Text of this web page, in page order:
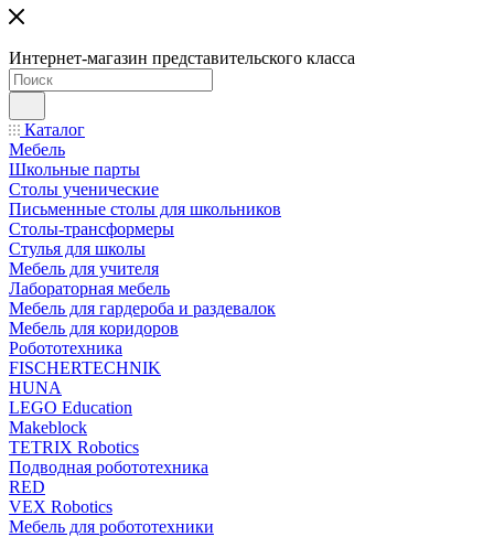
Интернет-магазин представительского класса
Каталог
Мебель
Школьные парты
Столы ученические
Письменные столы для школьников
Столы-трансформеры
Стулья для школы
Мебель для учителя
Лабораторная мебель
Мебель для гардероба и раздевалок
Мебель для коридоров
Робототехника
FISCHERTECHNIK
HUNA
LEGO Education
Makeblock
TETRIX Robotics
Подводная робототехника
RED
VEX Robotics
Мебель для робототехники